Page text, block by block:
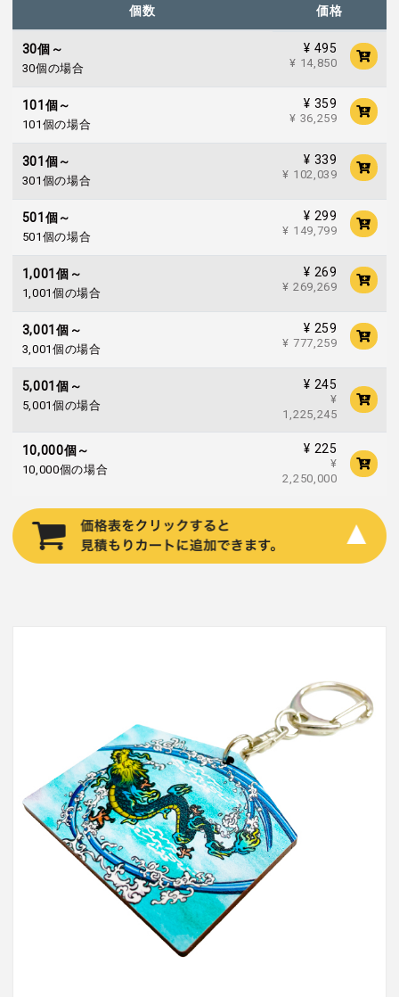
個数 価格
30個～
30個の場合
¥ 495
¥ 14,850
101個～
101個の場合
¥ 359
¥ 36,259
301個～
301個の場合
¥ 339
¥ 102,039
501個～
501個の場合
¥ 299
¥ 149,799
1,001個～
1,001個の場合
¥ 269
¥ 269,269
3,001個～
3,001個の場合
¥ 259
¥ 777,259
5,001個～
5,001個の場合
¥ 245
¥
1,225,245
10,000個～
10,000個の場合
¥ 225
¥
2,250,000